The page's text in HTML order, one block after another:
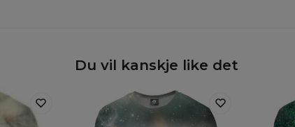
Du vil kanskje like det